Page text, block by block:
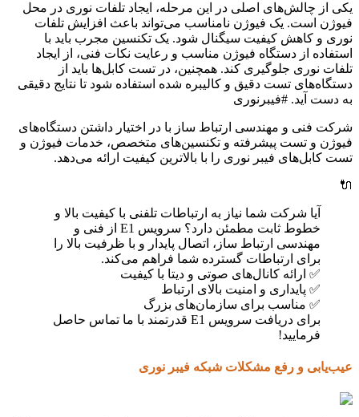
یکی از چالش‌های اصلی در این مرحله، ایجاد تلفات نوری در محل
فیوژن است. یک فیوژن نامناسب می‌تواند باعث افزایش تلفات
نوری و کاهش کیفیت سیگنال شود. یک تکنسین مجرب باید با
استفاده از دستگاه فیوژن مناسب و رعایت نکات فنی، از ایجاد
تلفات نوری جلوگیری کند. همچنین، در تست کابل‌ها باید از
دستگاه‌های تست دقیق و کالیبره شده استفاده شود تا نتایج دقیقی
به دست آید. #فیبرنوری
شرکت فنی و مهندسی ارتباط ساز با در اختیار داشتن دستگاه‌های
فیوژن و تست پیشرفته و تکنسین‌های متخصص، خدمات فیوژن و
تست کابل‌های فیبر نوری را با بالاترین کیفیت ارائه می‌دهد.
🔌
آیا شرکت شما نیاز به ارتباطات تلفنی با کیفیت بالا و
خطوط ثابت مطمئن دارد؟ سرویس E1 از فنی و
مهندسی ارتباط ساز، اتصال پایدار و با ظرفیت بالا را
برای ارتباطات گسترده شما فراهم می‌کند.
✅ ارائه کانال‌های صوتی و دیتا با کیفیت
✅ پایداری و امنیت بالای ارتباط
✅ مناسب برای سازمان‌های بزرگ
برای دریافت سرویس E1 قدرتمند با ما تماس حاصل
فرمایید!
عیب‌یابی و رفع مشکلات شبکه فیبر نوری